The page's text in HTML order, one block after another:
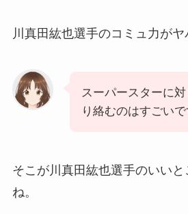
川真田紘也選手のコミュ力がヤ
スーパースターに
り絡むのはすごいで
そこが川真田紘也選手のいいと
ね。